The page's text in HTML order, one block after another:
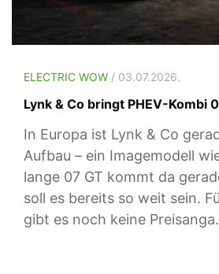
ELECTRIC WOW / 03.07.2026.
Lynk & Co bringt PHEV-Kombi
In Europa ist Lynk & Co
Aufbau – ein Imagemodell
lange 07 GT kommt da
soll es bereits so weit sein.
gibt es noch keine